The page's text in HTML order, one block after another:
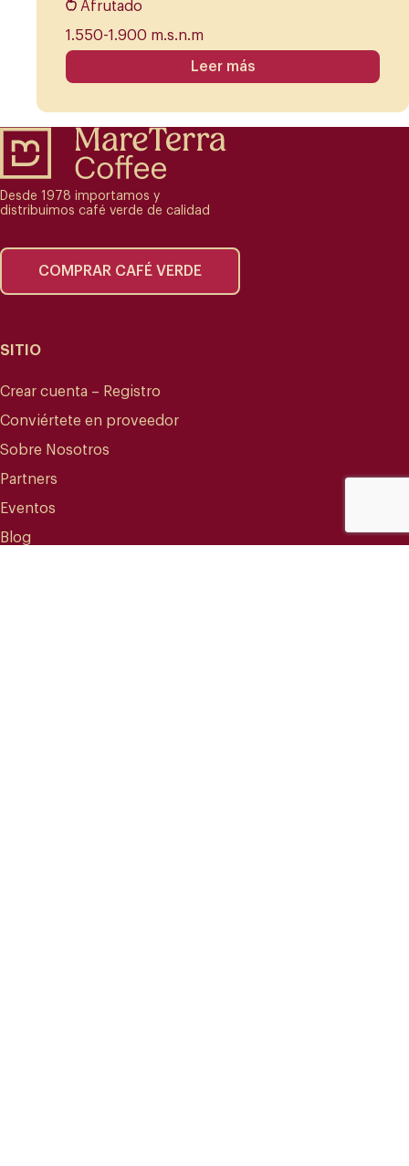
Afrutado
1.550-1.900 m.s.n.m
Leer más
Desde 1978 importamos y
distribuimos café verde de calidad
COMPRAR CAFÉ VERDE
SITIO
Crear cuenta – Registro
Conviértete en proveedor
Sobre Nosotros
Partners
Eventos
Blog